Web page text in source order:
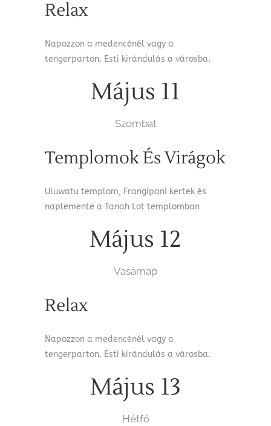
Relax
Napozzon a medencénél vagy a
tengerparton. Esti kirándulás a városba.
Május 11
Szombat
Templomok És Virágok
Uluwatu templom, Frangipani kertek és
naplemente a Tanah Lot templomban
Május 12
Vasárnap
Relax
Napozzon a medencénél vagy a
tengerparton. Esti kirándulás a városba.
Május 13
Hétfő